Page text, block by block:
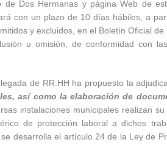
de Dos Hermanas y página Web de
con un plazo de 10 días hábiles, a
y excluidos, en el Boletín Oficial
u omisión, de conformidad con
de RR.HH ha propuesto la
así como la elaboración de
instalaciones municipales realizan
de protección laboral a dichos
desarrolla el artículo 24 de la Ley de